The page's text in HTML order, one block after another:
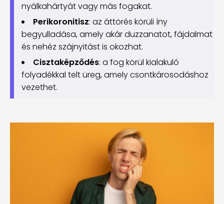
nyálkahártyát vagy más fogakat.
Perikoronitisz: az áttörés körüli íny
begyulladása, amely akár duzzanatot, fájdalmat
és nehéz szájnyitást is okozhat.
Cisztaképződés: a fog körül kialakuló
folyadékkal telt üreg, amely csontkárosodáshoz
vezethet.